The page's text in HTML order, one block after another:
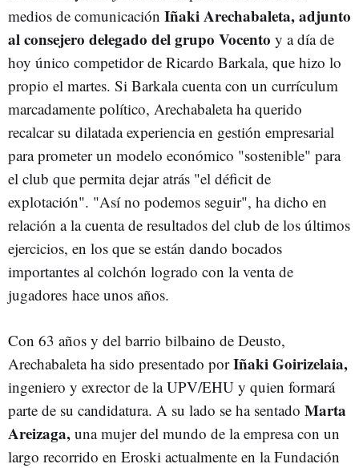
medios de comunicación Iñaki Arechabaleta, adjunto
al consejero delegado del grupo Vocento y a día de
hoy único competidor de Ricardo Barkala, que hizo lo
propio el martes. Si Barkala cuenta con un currículum
marcadamente político, Arechabaleta ha querido
recalcar su dilatada experiencia en gestión empresarial
para prometer un modelo económico "sostenible" para
el club que permita dejar atrás "el déficit de
explotación". "Así no podemos seguir", ha dicho en
relación a la cuenta de resultados del club de los últimos
ejercicios, en los que se están dando bocados
importantes al colchón logrado con la venta de
jugadores hace unos años.
Con 63 años y del barrio bilbaino de Deusto,
Arechabaleta ha sido presentado porIñaki Goirizelaia,
ingeniero y exrector de la UPV/EHU y quien formará
parte de su candidatura. A su lado se ha sentado Marta
Areizaga, una mujer del mundo de la empresa con un
largo recorrido en Eroski actualmente en la Fundación